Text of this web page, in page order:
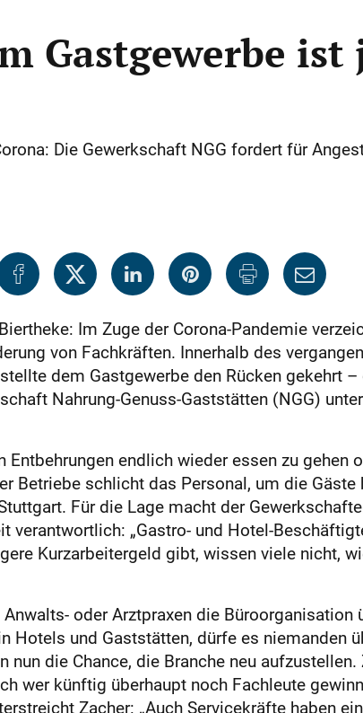
Gastgewerbe ist
Die Gewerkschaft NGG fordert für
Im Zuge der Corona-Pandemie
von Fachkräften. Innerhalb des
dem Gastgewerbe den Rücken gekehrt
Nahrung-Genuss-Gaststätten (NGG)
Entbehrungen endlich wieder essen zu gehen
Betriebe schlicht das Personal, um die Gäste
Für die Lage macht der
verantwortlich: „Gastro- und Hotel-
Kurzarbeitergeld gibt, wissen viele nicht,
oder Arztpraxen die Büroorganisation
Hotels und Gaststätten, dürfe es niemanden
die Chance, die Branche neu
wer künftig überhaupt noch Fachleute
Zacher: „Auch Servicekräfte haben